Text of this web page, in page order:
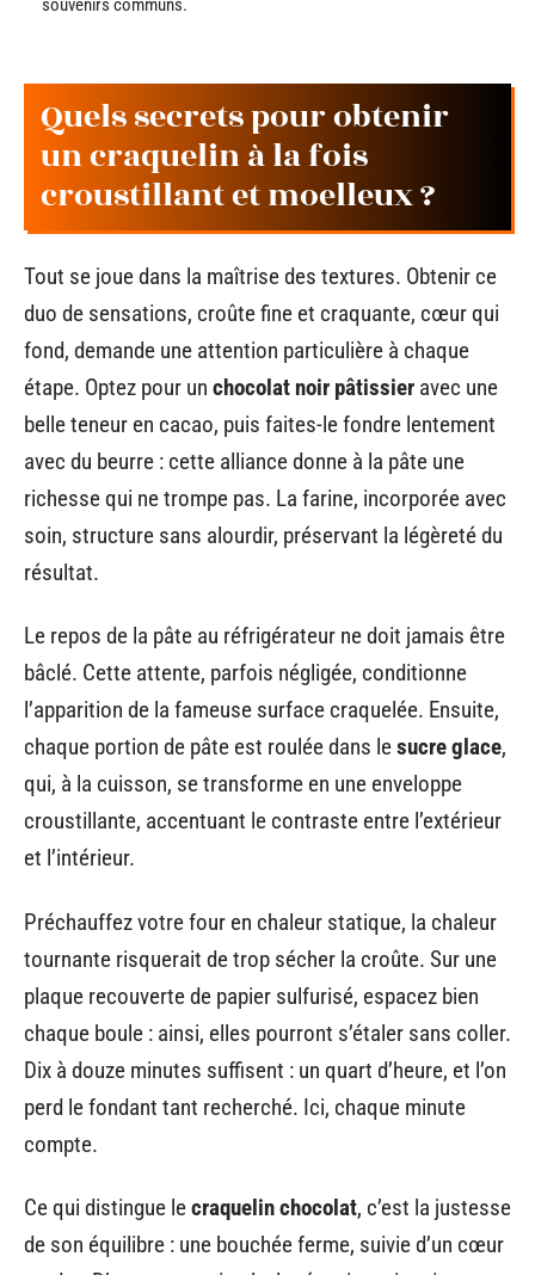
Quels secrets pour obtenir
un craquelin à la fois
croustillant et moelleux ?
Tout se joue dans la maîtrise des textures. Obtenir ce
duo de sensations, croûte fine et craquante, cœur qui
fond, demande une attention particulière à chaque
étape. Optez pour un chocolat noir pâtissier avec une
belle teneur en cacao, puis faites-le fondre lentement
avec du beurre : cette alliance donne à la pâte une
richesse qui ne trompe pas. La farine, incorporée avec
soin, structure sans alourdir, préservant la légèreté du
résultat.
Le repos de la pâte au réfrigérateur ne doit jamais être
bâclé. Cette attente, parfois négligée, conditionne
l’apparition de la fameuse surface craquelée. Ensuite,
chaque portion de pâte est roulée dans lesucre glace,
qui, à la cuisson, se transforme en une enveloppe
croustillante, accentuant le contraste entre l’extérieur
et l’intérieur.
Préchauffez votre four en chaleur statique, la chaleur
tournante risquerait de trop sécher la croûte. Sur une
plaque recouverte de papier sulfurisé, espacez bien
chaque boule : ainsi, elles pourront s’étaler sans coller.
Dix à douze minutes suffisent : un quart d’heure, et l’on
perd le fondant tant recherché. Ici, chaque minute
compte.
Ce qui distingue lecraquelin chocolat, c’est la justesse
de son équilibre : une bouchée ferme, suivie d’un cœur